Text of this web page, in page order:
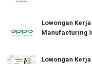
Lowongan Kerja
Manufacturing
Lowongan